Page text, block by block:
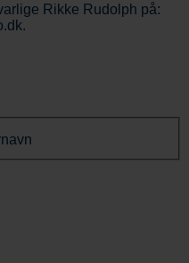
Rikke Rudolph på: